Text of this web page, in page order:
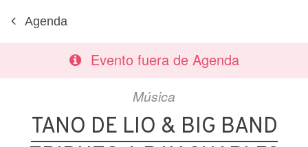
Agenda
Evento fuera de Agenda
Música
TANO DE LIO & BIG BAND